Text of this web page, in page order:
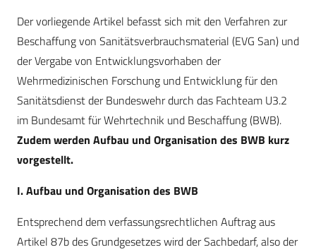
Der vorliegende Artikel befasst sich mit den Verfahren zur
Beschaffung von Sanitätsverbrauchsmaterial (EVG San) und
der Vergabe von Entwicklungsvorhaben der
Wehrmedizinischen Forschung und Entwicklung für den
Sanitätsdienst der Bundeswehr durch das Fachteam U3.2
im Bundesamt für Wehrtechnik und Beschaffung (BWB).
Zudem werden Aufbau und Organisation des BWB kurz
vorgestellt.
I. Aufbau und Organisation des BWB
Entsprechend dem verfassungsrechtlichen Auftrag aus
Artikel 87b des Grundgesetzes wird der Sachbedarf, also der